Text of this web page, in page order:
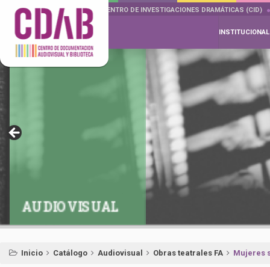
DOCUMENTA DRAMÁTICAS CENTRO DE INVESTIGACIONES DRAMÁTICAS (CID)
INSTITUCIONAL
AUDIOVISUAL
Inicio Catálogo Audiovisual Obras teatrales FA Mujeres